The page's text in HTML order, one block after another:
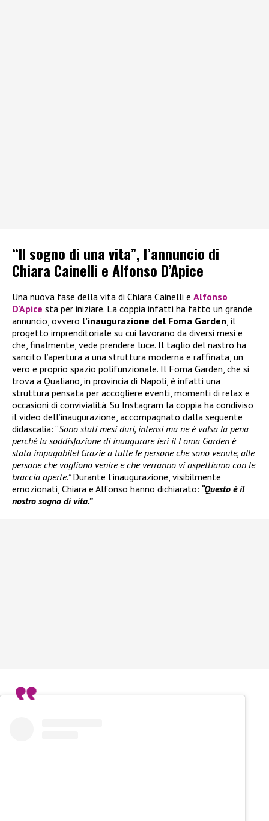
“Il sogno di una vita”, l’annuncio di
Chiara Cainelli e Alfonso D’Apice
Una nuova fase della vita di Chiara Cainelli e Alfonso
D’Apice sta per iniziare. La coppia infatti ha fatto un grande
annuncio, ovvero l’inaugurazione del Foma Garden , il
progetto imprenditoriale su cui lavorano da diversi mesi e
che, finalmente, vede prendere luce. Il taglio del nastro ha
sancito l’apertura a una struttura moderna e raffinata, un
vero e proprio spazio polifunzionale. Il Foma Garden, che si
trova a Qualiano, in provincia di Napoli, è infatti una
struttura pensata per accogliere eventi, momenti di relax e
occasioni di convivialità. Su Instagram la coppia ha condiviso
il video dell’inaugurazione, accompagnato dalla seguente
didascalia: “Sono stati mesi duri, intensi ma ne è valsa la pena
perché la soddisfazione di inaugurare ieri il Foma Garden è
stata impagabile! Grazie a tutte le persone che sono venute, alle
persone che vogliono venire e che verranno vi aspettiamo con le
braccia aperte.”Durante l’inaugurazione, visibilmente
emozionati, Chiara e Alfonso hanno dichiarato: “Questo è il
nostro sogno di vita.”